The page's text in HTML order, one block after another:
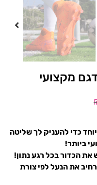
מקצועי
כדי להעניק לך שליטה
את הכדור בכל רגע נתון!
את הנעל לפי צורת